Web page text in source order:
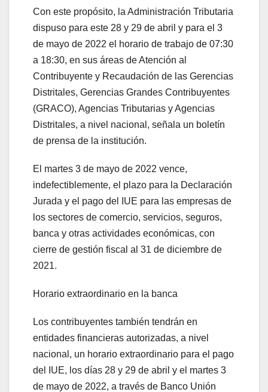
Con este propósito, la Administración Tributaria
dispuso para este 28 y 29 de abril y para el 3
de mayo de 2022 el horario de trabajo de 07:30
a 18:30, en sus áreas de Atención al
Contribuyente y Recaudación de las Gerencias
Distritales, Gerencias Grandes Contribuyentes
(GRACO), Agencias Tributarias y Agencias
Distritales, a nivel nacional, señala un boletín
de prensa de la institución.
El martes 3 de mayo de 2022 vence,
indefectiblemente, el plazo para la Declaración
Jurada y el pago del IUE para las empresas de
los sectores de comercio, servicios, seguros,
banca y otras actividades económicas, con
cierre de gestión fiscal al 31 de diciembre de
2021.
Horario extraordinario en la banca
Los contribuyentes también tendrán en
entidades financieras autorizadas, a nivel
nacional, un horario extraordinario para el pago
del IUE, los días 28 y 29 de abril y el martes 3
de mayo de 2022, a través de Banco Unión